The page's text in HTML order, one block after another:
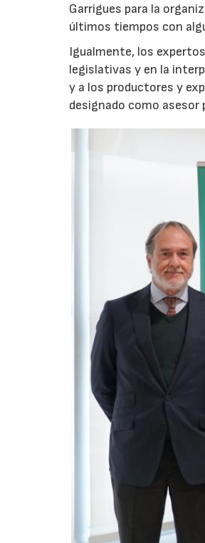
Garrigues para la
últimos tiempos con
Igualmente, los
legislativas y en la
y a los productores y
designado como